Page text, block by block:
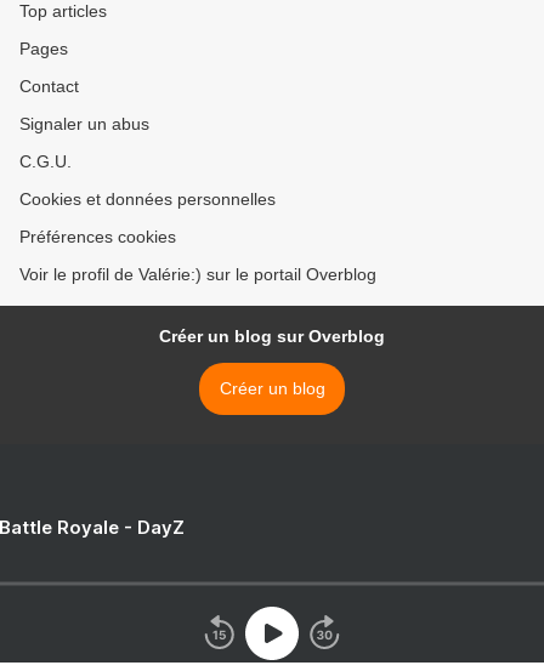
Top articles
Pages
Contact
Signaler un abus
C.G.U.
Cookies et données personnelles
Préférences cookies
Voir le profil de Valérie:) sur le portail Overblog
Créer un blog sur Overblog
Créer un blog
Royale - DayZ